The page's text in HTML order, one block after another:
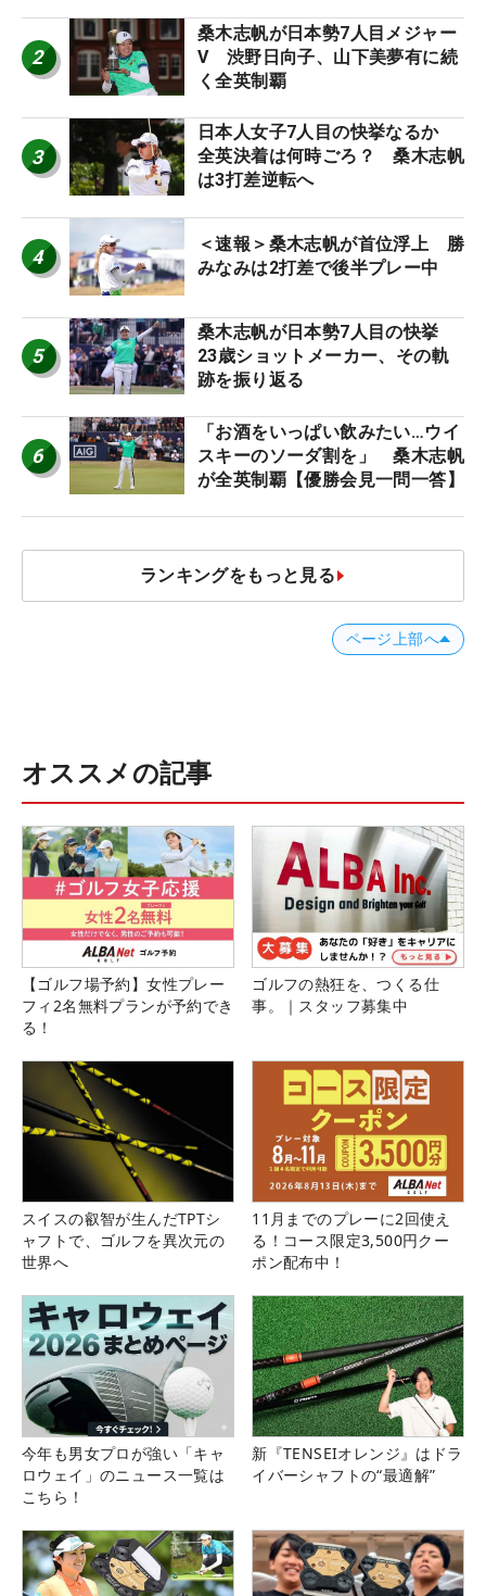
2
桑木志帆が日本勢7人目メジャー
V 渋野日向子、山下美夢有に続
く全英制覇
3
日本人女子7人目の快挙なるか
全英決着は何時ごろ？ 桑木志帆
は3打差逆転へ
4
＜速報＞桑木志帆が首位浮上 勝
みなみは2打差で後半プレー中
5
桑木志帆が日本勢7人目の快挙
23歳ショットメーカー、その軌
跡を振り返る
6
「お酒をいっぱい飲みたい…ウイ
スキーのソーダ割を」 桑木志帆
が全英制覇【優勝会見一問一答】
ランキングをもっと見る
ページ上部へ
オススメの記事
【ゴルフ場予約】女性プレー
フィ2名無料プランが予約でき
る！
ゴルフの熱狂を、つくる仕
事。｜スタッフ募集中
スイスの叡智が生んだTPTシ
ャフトで、ゴルフを異次元の
世界へ
11月までのプレーに2回使え
る！コース限定3,500円クー
ポン配布中！
今年も男女プロが強い「キャ
ロウェイ」のニュース一覧は
こちら！
新『TENSEIオレンジ』はドラ
イバーシャフトの“最適解”